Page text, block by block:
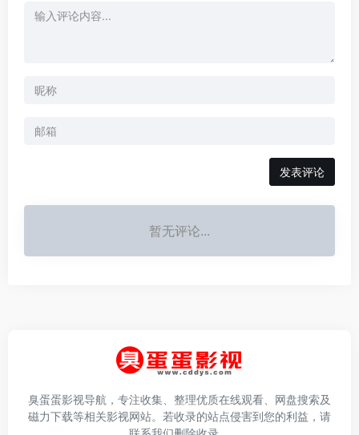
发表评论
暂无评论...
臭蛋蛋影视导航，专注收集、整理优质在线观看、网盘搜索及
磁力下载等相关影视网站。若收录的站点侵害到您的利益，请